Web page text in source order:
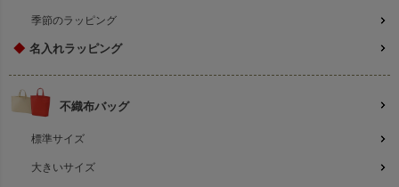
季節のラッピング
◆ 名入れラッピング
不織布バッグ
標準サイズ
大きいサイズ